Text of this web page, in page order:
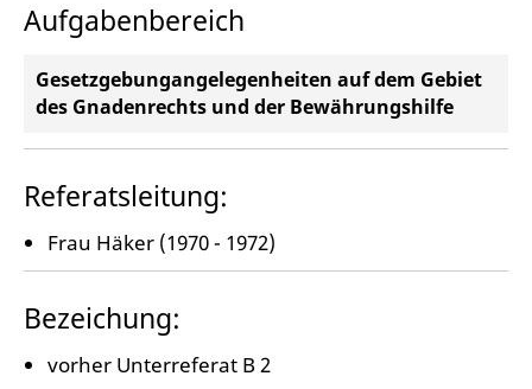
Aufgabenbereich
Gesetzgebungangelegenheiten auf dem Gebiet
des Gnadenrechts und der Bewährungshilfe
Referatsleitung:
Frau Häker (1970 - 1972)
Bezeichung:
vorher Unterreferat B 2